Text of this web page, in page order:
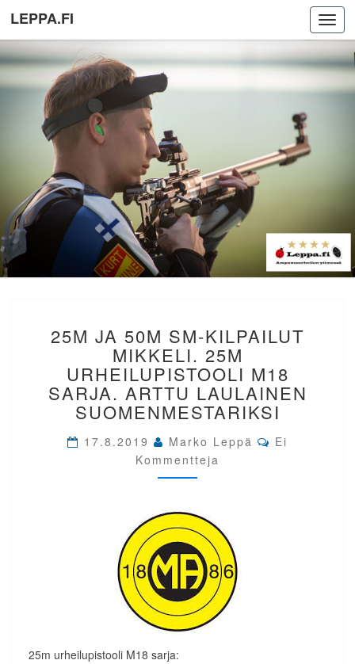
LEPPA.FI
JA
50M
SM-
KILPAILUT
MIKKELI.
25M
M18
SARJA.
ARTTU
SUOMENMESTARIKSI
25M JA 50M SM-KILPAILUT
MIKKELI. 25M
URHEILUPISTOOLI M18
SARJA. ARTTU LAULAINEN
SUOMENMESTARIKSI
17.8.2019 Marko Leppä Comments
Ei
Kommentteja
25m urheilupistooli M18 sarja: